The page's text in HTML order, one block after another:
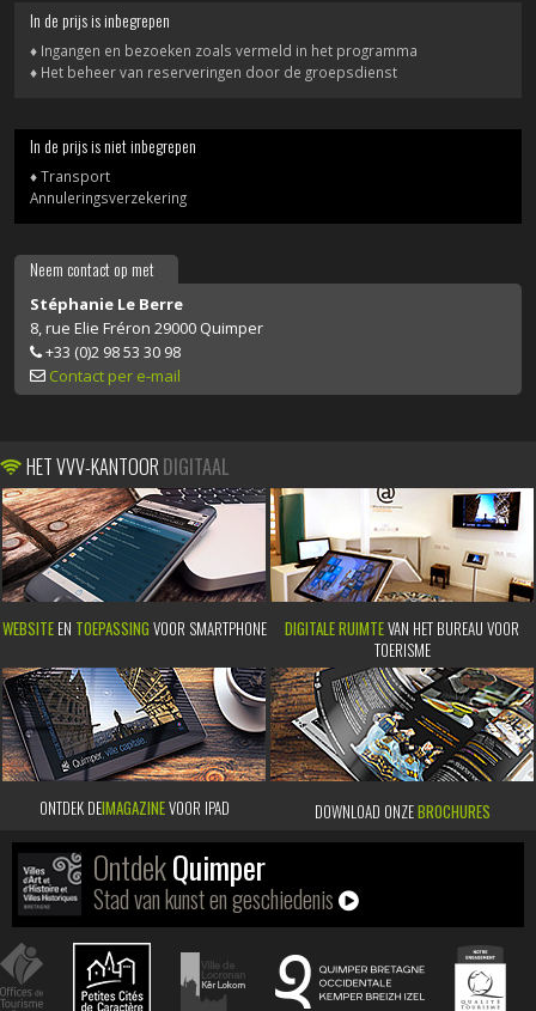
In de prijs is inbegrepen
♦ Ingangen en bezoeken zoals vermeld in het programma
♦ Het beheer van reserveringen door de groepsdienst
In de prijs is niet inbegrepen
♦ Transport
Annuleringsverzekering
Neem contact op met
Stéphanie Le Berre
8, rue Elie Fréron 29000 Quimper
+33 (0)2 98 53 30 98
Contact per e-mail
HET VVV-KANTOOR DIGITAAL
WEBSITEEN TOEPASSING VOOR SMARTPHONE DIGITALE RUIMTEVAN HET BUREAU VOOR
TOERISME
ONTDEK DEIMAGAZINEVOOR IPAD DOWNLOAD ONZEBROCHURES
OntdekQuimper
Stad van kunst en geschiedenis